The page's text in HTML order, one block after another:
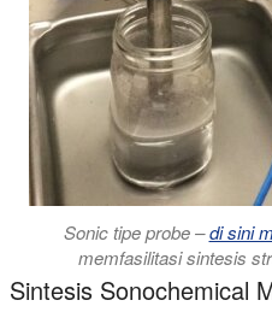
Sonic tipe probe –di sini
memfasilitasi sintesis
Sintesis Sonochemical